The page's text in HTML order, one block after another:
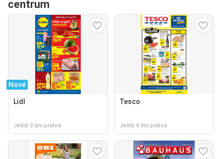
centrum
Nové
Lidl
Ještě 2 dní platné
Tesco
Ještě 4 dní platné